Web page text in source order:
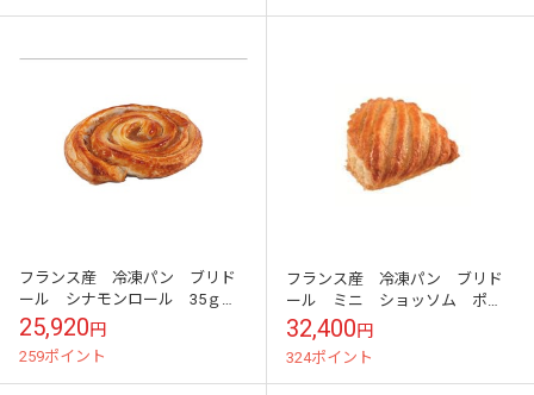
フランス産 冷凍パン ブリド
ール シナモンロール 35ｇ
×260個
25,920円
259ポイント
フランス産 冷凍パン ブリド
ール ミニ ショッソム ポ
ム 40ｇ×255個
32,400円
324ポイント